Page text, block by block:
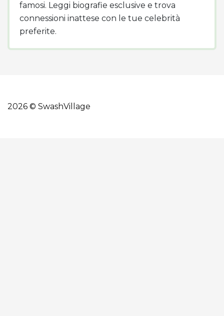
famosi. Leggi biografie esclusive e trova
connessioni inattese con le tue celebrità
preferite.
2026 © SwashVillage